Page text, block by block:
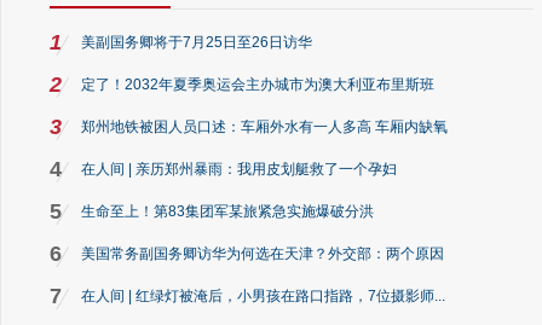
1 美副国务卿将于7月25日至26日访华
2 定了！2032年夏季奥运会主办城市为澳大利亚布里斯班
3 郑州地铁被困人员口述：车厢外水有一人多高 车厢内缺氧
4 在人间 | 亲历郑州暴雨：我用皮划艇救了一个孕妇
5 生命至上！第83集团军某旅紧急实施爆破分洪
6 美国常务副国务卿访华为何选在天津？外交部：两个原因
7 在人间 | 红绿灯被淹后，小男孩在路口指路，7位摄影师...